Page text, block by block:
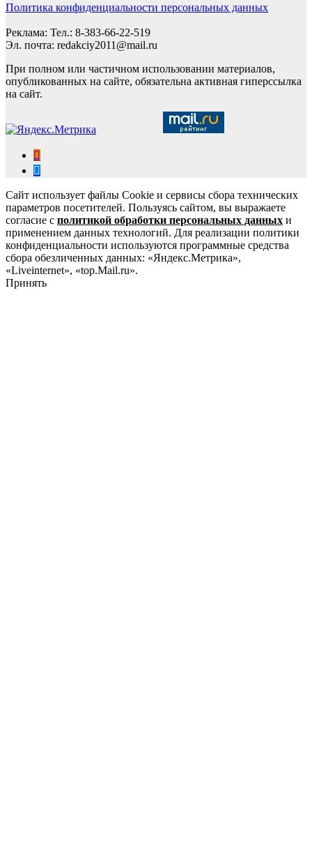
Политика конфиденциальности персональных данных
Реклама: Тел.: 8-383-66-22-519
Эл. почта: redakciy2011@mail.ru
При полном или частичном использовании материалов,
опубликованных на сайте, обязательна активная гиперссылка
на сайт.
Сайт использует файлы Cookie и сервисы сбора технических
параметров посетителей. Пользуясь сайтом, вы выражаете
согласие с политикой обработки персональных данных и
применением данных технологий. Для реализации политики
конфиденциальности используются программные средства
сбора обезличенных данных: «Яндекс.Метрика»,
«Liveinternet», «top.Mail.ru».
Принять